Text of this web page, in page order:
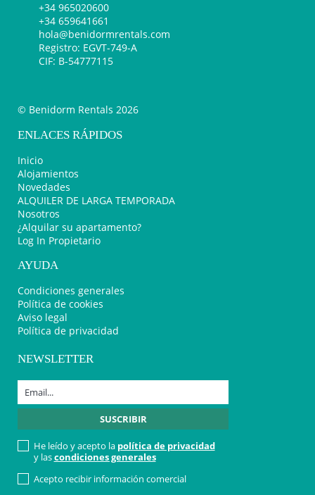
+34 965020600
+34 659641661
hola@benidormrentals.com
Registro: EGVT-749-A
CIF: B-54777115
© Benidorm Rentals 2026
ENLACES RÁPIDOS
Inicio
Alojamientos
Novedades
ALQUILER DE LARGA TEMPORADA
Nosotros
¿Alquilar su apartamento?
Log In Propietario
AYUDA
Condiciones generales
Política de cookies
Aviso legal
Política de privacidad
NEWSLETTER
He leído y acepto la política de privacidad
y lascondiciones generales
Acepto recibir información comercial